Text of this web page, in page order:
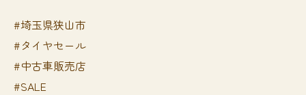
#埼玉県狭山市
#タイヤセール
#中古車販売店
#SALE